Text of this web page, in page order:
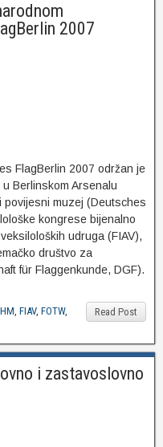
2007
FlagBerlin 2007 održan je
Berlinskom Arsenalu
povijesni muzej (Deutsches
kongrese bijenalno
udruga (FIAV),
društvo za
für Flaggenkunde, DGF).
Read Post
, FIAV, FOTW,
i zastavoslovno